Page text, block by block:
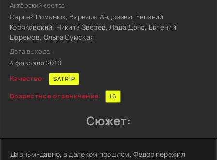
Актёрский состав:
Сергей Романюк, Варвара Андреева, Евгений
Коряковский, Никита Зверев, Лада Дэнс, Евгений
Ефремов, Ольга Сумская
Дата выхода:
4 февраля 2010
Качество:
SATRIP
Возрастное ограничение: 16
Сюжет:
Давным-давно, в далеком прошлом, Федор пережил